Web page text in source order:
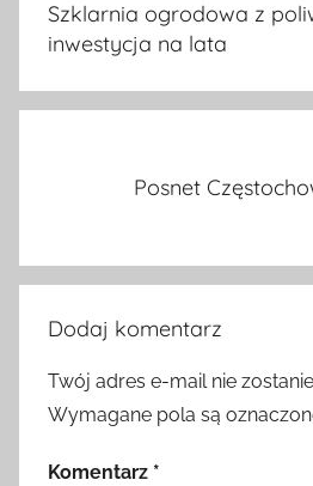
Szklarnia ogrodowa z
inwestycja na lata
Posnet
Dodaj komentarz
Twój adres e-mail nie
Wymagane pola są
Komentarz *